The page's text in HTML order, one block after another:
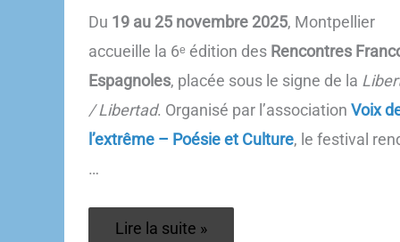
Du 19 au 25 novembre 2025, Montpellier
accueille la 6ᵉ édition des Rencontres
Espagnoles, placée sous le signe de la
/ Libertad. Organisé par l’association Voix
l’extrême – Poésie et Culture, le festival
…
Rencontres
Lire la suite »